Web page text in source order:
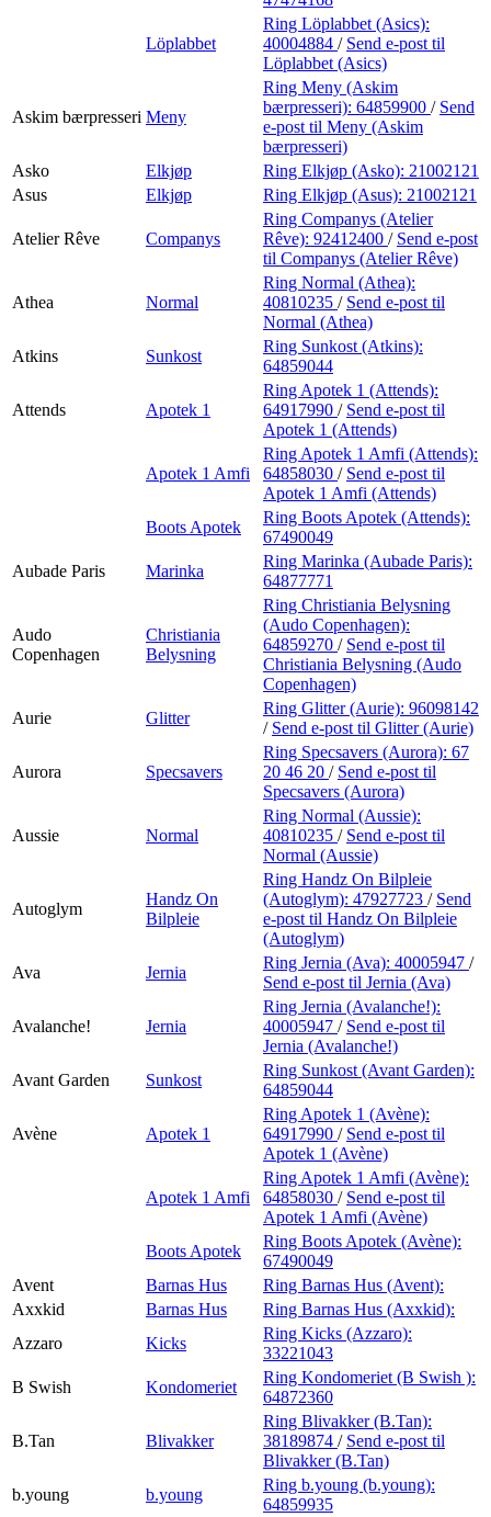
Löplabbet
Ring Löplabbet (Asics):
40004884 / Send e-post til
Löplabbet (Asics)
Askim bærpresseri Meny
Ring Meny (Askim
bærpresseri): 64859900 / Send
e-post til Meny (Askim
bærpresseri)
Asko
Elkjøp Ring Elkjøp (Asko): 21002121
Asus
Elkjøp Ring Elkjøp (Asus): 21002121
Atelier Rêve Companys
Ring Companys (Atelier
Rêve): 92412400 / Send e-post
til Companys (Atelier Rêve)
Athea Normal
Ring Normal (Athea):
40810235 / Send e-post til
Normal (Athea)
Atkins
Sunkost
Ring Sunkost (Atkins):
64859044
Attends Apotek 1
Ring Apotek 1 (Attends):
64917990 / Send e-post til
Apotek 1 (Attends)
Apotek 1 Amfi
Ring Apotek 1 Amfi (Attends):
64858030 / Send e-post til
Apotek 1 Amfi (Attends)
Boots Apotek
Ring Boots Apotek (Attends):
67490049
Aubade Paris
Marinka
Ring Marinka (Aubade Paris):
64877771
Audo
Copenhagen
Christiania
Belysning
Ring Christiania Belysning
(Audo Copenhagen):
64859270 / Send e-post til
Christiania Belysning (Audo
Copenhagen)
Aurie
Glitter
Ring Glitter (Aurie): 96098142
/ Send e-post til Glitter (Aurie)
Aurora Specsavers
Ring Specsavers (Aurora): 67
20 46 20 / Send e-post til
Specsavers (Aurora)
Aussie Normal
Ring Normal (Aussie):
40810235 / Send e-post til
Normal (Aussie)
Autoglym
Handz On
Bilpleie
Ring Handz On Bilpleie
(Autoglym): 47927723 / Send
e-post til Handz On Bilpleie
(Autoglym)
Ava
Jernia
Ring Jernia (Ava): 40005947 /
Send e-post til Jernia (Ava)
Avalanche! Jernia
Ring Jernia (Avalanche!):
40005947 / Send e-post til
Jernia (Avalanche!)
Avant Garden
Sunkost
Ring Sunkost (Avant Garden):
64859044
Avène Apotek 1
Ring Apotek 1 (Avène):
64917990 / Send e-post til
Apotek 1 (Avène)
Apotek 1 Amfi
Ring Apotek 1 Amfi (Avène):
64858030 / Send e-post til
Apotek 1 Amfi (Avène)
Boots Apotek
Ring Boots Apotek (Avène):
67490049
Avent
Barnas Hus
Ring Barnas Hus (Avent):
Axxkid
Barnas Hus
Ring Barnas Hus (Axxkid):
Azzaro
Kicks
Ring Kicks (Azzaro):
33221043
B Swish
Kondomeriet
Ring Kondomeriet (B Swish ):
64872360
B.Tan Blivakker
Ring Blivakker (B.Tan):
38189874 / Send e-post til
Blivakker (B.Tan)
b.young
b.young
Ring b.young (b.young):
64859935